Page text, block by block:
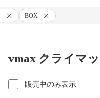
BOX
vmax クライマ
販売中のみ表示